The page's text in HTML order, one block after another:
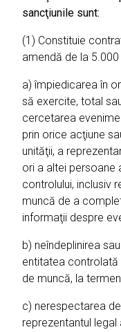
sancţiunile sunt:
(1) Constituie
amendă de la
a) împiedicarea în
să exercite, total
cercetarea
prin orice acţiune
unităţii, a
ori a altei persoane
controlului, inclusiv
muncă de a
informaţii despre
b) neîndeplinirea
entitatea controlată
de muncă, la
c) nerespectarea
reprezentantul legal